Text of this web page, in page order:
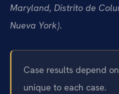
Maryland, Distrito de
Nueva York).
Case results depend
unique to each case.